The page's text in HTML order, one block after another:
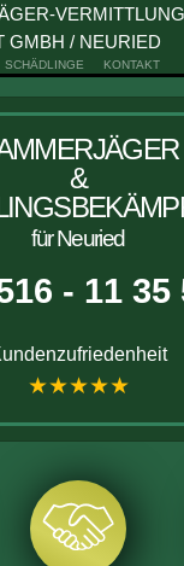
GMBH / NEURIED
SCHÄDLINGE KONTAKT
&
für Neuried
- 11 35
★★★★★